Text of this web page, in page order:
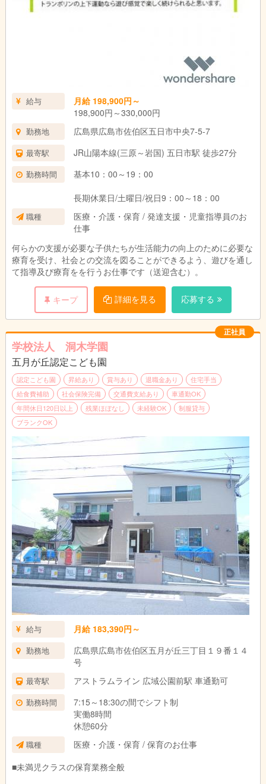
給与
月給 198,900円～
198,900円～330,000円
勤務地 広島県広島市佐伯区五日市中央7-5-7
最寄駅 JR山陽本線(三原～岩国) 五日市駅 徒歩27分
勤務時間
基本10：00～19：00
長期休業日/土曜日/祝日9：00～18：00
職種
医療・介護・保育 / 発達支援・児童指導員のお
仕事
何らかの支援が必要な子供たちが生活能力の向上のために必要な
療育を受け、社会との交流を図ることができるよう、遊びを通し
て指導及び療育をを行うお仕事です（送迎含む）。
キープ 詳細を見る 応募する
正社員
学校法人 洞木学園
五月が丘認定こども園
認定こども園 昇給あり 賞与あり 退職金あり
住宅手当
給食費補助
社会保険完備 交通費支給あり
車通勤OK
年間休日120日以上
残業ほぼなし 未経験OK
制服貸与
ブランクOK
給与 月給 183,390円～
勤務地
広島県広島市佐伯区五月が丘三丁目１９番１４
号
最寄駅 アストラムライン 広域公園前駅 車通勤可
勤務時間
7:15～18:30の間でシフト制
実働8時間
休憩60分
職種
医療・介護・保育 / 保育のお仕事
■未満児クラスの保育業務全般